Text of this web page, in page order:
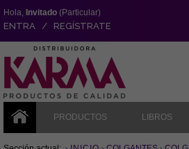
Hola, Invitado (Particular)
ENTRA / REGÍSTRATE
PRODUCTOS LIBROS